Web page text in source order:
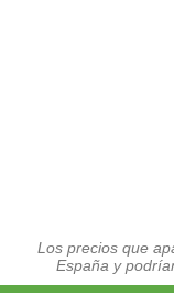
Los precios que
España y